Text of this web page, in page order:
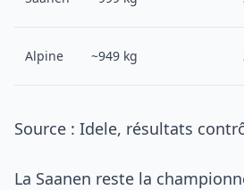
Alpine ~949 kg
Source : Idele, résultats
La Saanen reste la